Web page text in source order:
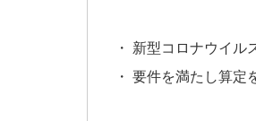
・ 新型コロナウイ
・ 要件を満たし算